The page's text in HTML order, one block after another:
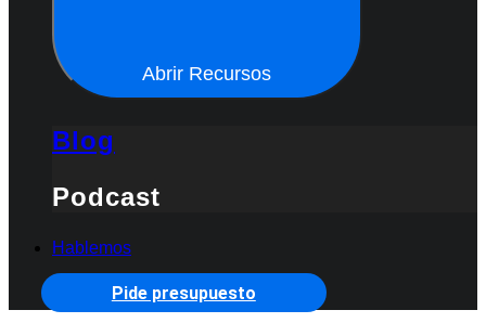
Abrir Recursos
Blog
Podcast
Hablemos
Pide presupuesto